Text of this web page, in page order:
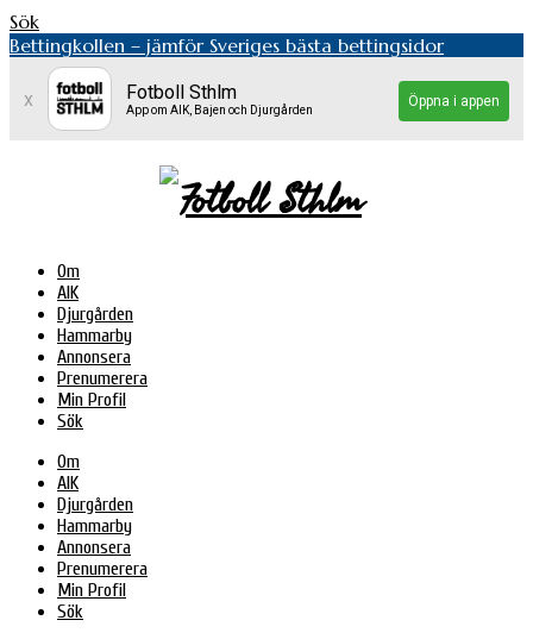
Sök
Bettingkollen – jämför Sveriges bästa bettingsidor
x Fotboll Sthlm
App om AIK, Bajen och Djurgården
Öppna i appen
Om
AIK
Djurgården
Hammarby
Annonsera
Prenumerera
Min Profil
Sök
Om
AIK
Djurgården
Hammarby
Annonsera
Prenumerera
Min Profil
Sök